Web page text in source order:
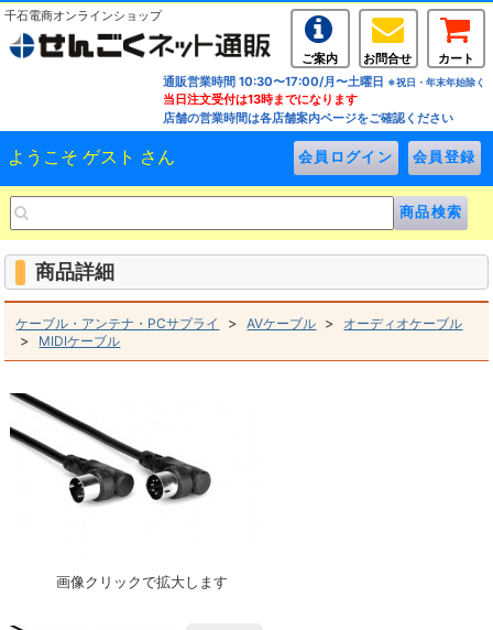
千石電商オンラインショップ
ご案内 お問合せ
カート
通販営業時間 10:30〜17:00/月〜土曜日 ※祝日・年末年始除く
当日注文受付は13時までになります
店舗の営業時間は各店舗案内ページをご確認ください
ようこそ ゲスト さん
商品詳細
ケーブル・アンテナ・PCサプライ >AVケーブル > オーディオケーブル
> MIDIケーブル
画像クリックで拡大します